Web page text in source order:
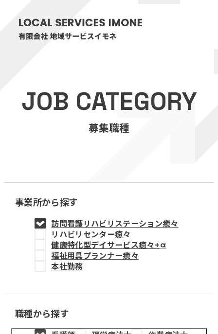
医療・介護事業
訪問看護リハビリステーション癒々
福祉用具プランナー癒々
教育事業
姫路中央こども園
姫路中央保育園
採用情報
JOB CATEGORY
募集職種
事業所から探す
訪問看護リハビリステーション癒々
リハビリセンター癒々
健康特化型デイサービス癒々+α
福祉用具プランナー癒々
本社勤務
職種から探す